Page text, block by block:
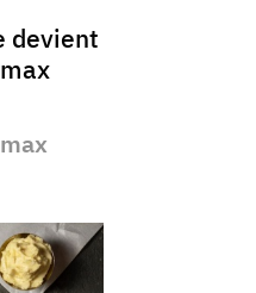
devient